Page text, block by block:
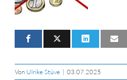
Von Ulrike Stüve | 03.07.2025